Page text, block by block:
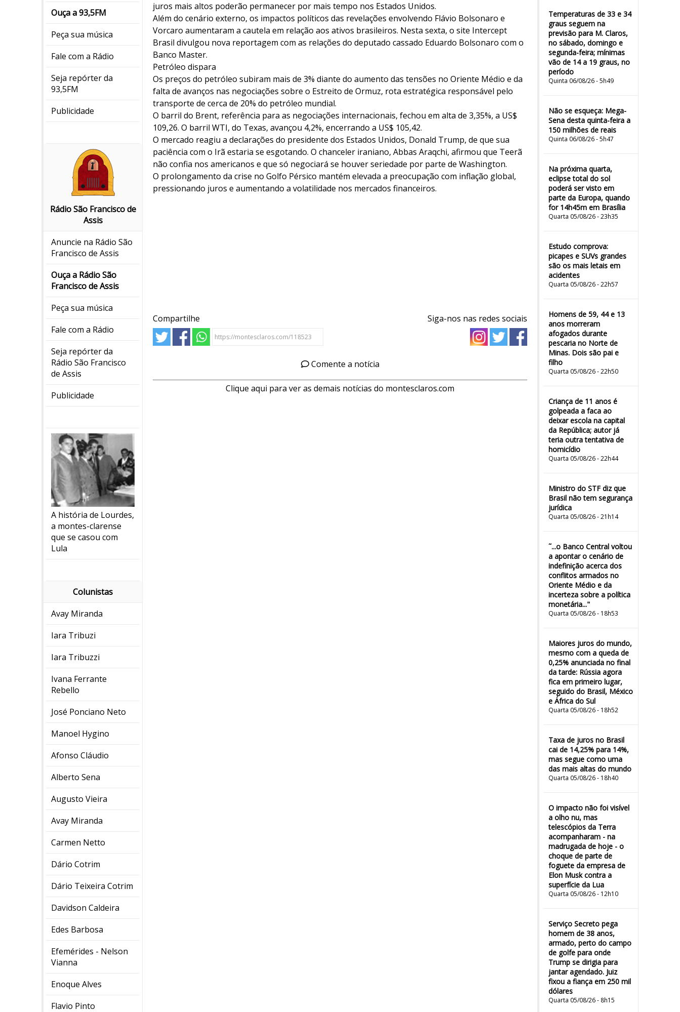
Ouça a 93,5FM
Peça sua música
Fale com a Rádio
Seja repórter da
93,5FM
Publicidade
Rádio São Francisco de
Assis
Anuncie na Rádio São
Francisco de Assis
Ouça a Rádio São
Francisco de Assis
Peça sua música
Fale com a Rádio
Seja repórter da
Rádio São Francisco
de Assis
Publicidade
A história de Lourdes,
a montes-clarense
que se casou com
Lula
Colunistas
Avay Miranda
Iara Tribuzi
Iara Tribuzzi
Ivana Ferrante
Rebello
José Ponciano Neto
Manoel Hygino
Afonso Cláudio
Alberto Sena
Augusto Vieira
Avay Miranda
Carmen Netto
Dário Cotrim
Dário Teixeira Cotrim
Davidson Caldeira
Edes Barbosa
Efemérides - Nelson
Vianna
Enoque Alves
Flavio Pinto
Temperaturas de 33 e 34
graus seguem na
previsão para M. Claros,
no sábado, domingo e
segunda-feira; mínimas
vão de 14 a 19 graus, no
período
Quinta 06/08/26 - 5h49
Não se esqueça: Mega-
Sena desta quinta-feira a
150 milhões de reais
Quinta 06/08/26 - 5h47
Na próxima quarta,
eclipse total do sol
poderá ser visto em
parte da Europa, quando
for 14h45m em Brasília
Quarta 05/08/26 - 23h35
Estudo comprova:
picapes e SUVs grandes
são os mais letais em
acidentes
Quarta 05/08/26 - 22h57
Homens de 59, 44 e 13
anos morreram
afogados durante
pescaria no Norte de
Minas. Dois são pai e
filho
Quarta 05/08/26 - 22h50
Criança de 11 anos é
golpeada a faca ao
deixar escola na capital
da República; autor já
teria outra tentativa de
homicídio
Quarta 05/08/26 - 22h44
Ministro do STF diz que
Brasil não tem segurança
jurídica
Quarta 05/08/26 - 21h14
˜...o Banco Central voltou
a apontar o cenário de
indefinição acerca dos
conflitos armados no
Oriente Médio e da
incerteza sobre a política
monetária..."
Quarta 05/08/26 - 18h53
Maiores juros do mundo,
mesmo com a queda de
0,25% anunciada no final
da tarde: Rússia agora
fica em primeiro lugar,
seguido do Brasil, México
e África do Sul
Quarta 05/08/26 - 18h52
Taxa de juros no Brasil
cai de 14,25% para 14%,
mas segue como uma
das mais altas do mundo
Quarta 05/08/26 - 18h40
O impacto não foi visível
a olho nu, mas
telescópios da Terra
acompanharam - na
madrugada de hoje - o
choque de parte de
foguete da empresa de
Elon Musk contra a
superfície da Lua
Quarta 05/08/26 - 12h10
Serviço Secreto pega
homem de 38 anos,
armado, perto do campo
de golfe para onde
Trump se dirigia para
jantar agendado. Juiz
fixou a fiança em 250 mil
dólares
Quarta 05/08/26 - 8h15
juros mais altos poderão permanecer por mais tempo nos Estados Unidos.
Além do cenário externo, os impactos políticos das revelações envolvendo Flávio Bolsonaro e
Vorcaro aumentaram a cautela em relação aos ativos brasileiros. Nesta sexta, o site Intercept
Brasil divulgou nova reportagem com as relações do deputado cassado Eduardo Bolsonaro com o
Banco Master.
Petróleo dispara
Os preços do petróleo subiram mais de 3% diante do aumento das tensões no Oriente Médio e da
falta de avanços nas negociações sobre o Estreito de Ormuz, rota estratégica responsável pelo
transporte de cerca de 20% do petróleo mundial.
O barril do Brent, referência para as negociações internacionais, fechou em alta de 3,35%, a US$
109,26. O barril WTI, do Texas, avançou 4,2%, encerrando a US$ 105,42.
O mercado reagiu a declarações do presidente dos Estados Unidos, Donald Trump, de que sua
paciência com o Irã estaria se esgotando. O chanceler iraniano, Abbas Araqchi, afirmou que Teerã
não confia nos americanos e que só negociará se houver seriedade por parte de Washington.
O prolongamento da crise no Golfo Pérsico mantém elevada a preocupação com inflação global,
pressionando juros e aumentando a volatilidade nos mercados financeiros.
Compartilhe Siga-nos nas redes sociais
Comente a notícia
Clique aqui para ver as demais notícias do montesclaros.com